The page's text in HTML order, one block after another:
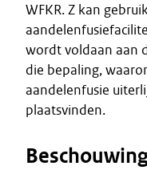
WFKR. Z kan
wordt voldaan aan
die bepaling,
aandelenfusie
plaatsvinden.